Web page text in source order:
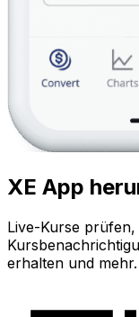
XE App
Live-Kurse prüfen,
erhalten und mehr.